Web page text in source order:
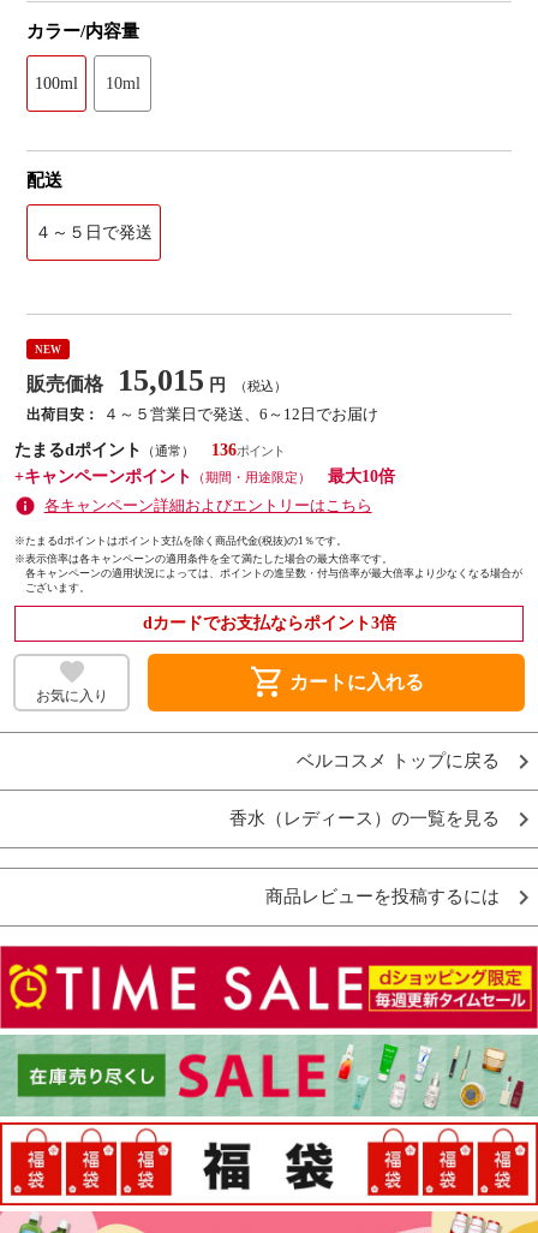
カラー/内容量
100ml 10ml
配送
４～５日で発送
NEW
販売価格 15,015 円 （税込）
出荷目安：
４～５営業日で発送、6～12日でお届け
たまるdポイント
（通常）
136
+キャンペーンポイント
（期間・用途限定）
最大10倍
各キャンペーン詳細およびエントリーはこちら
※たまるdポイントはポイント支払を除く商品代金(税抜)の1％です。
※表示倍率は各キャンペーンの適用条件を全て満たした場合の最大倍率です。
各キャンペーンの適用状況によっては、ポイントの進呈数・付与倍率が最大倍率より少なくなる場合が
ございます。
dカードでお支払ならポイント3倍
お気に入り shopping_cart カートに入れる
ベルコスメ トップに戻る
香水（レディース）の一覧を見る
商品レビューを投稿するには